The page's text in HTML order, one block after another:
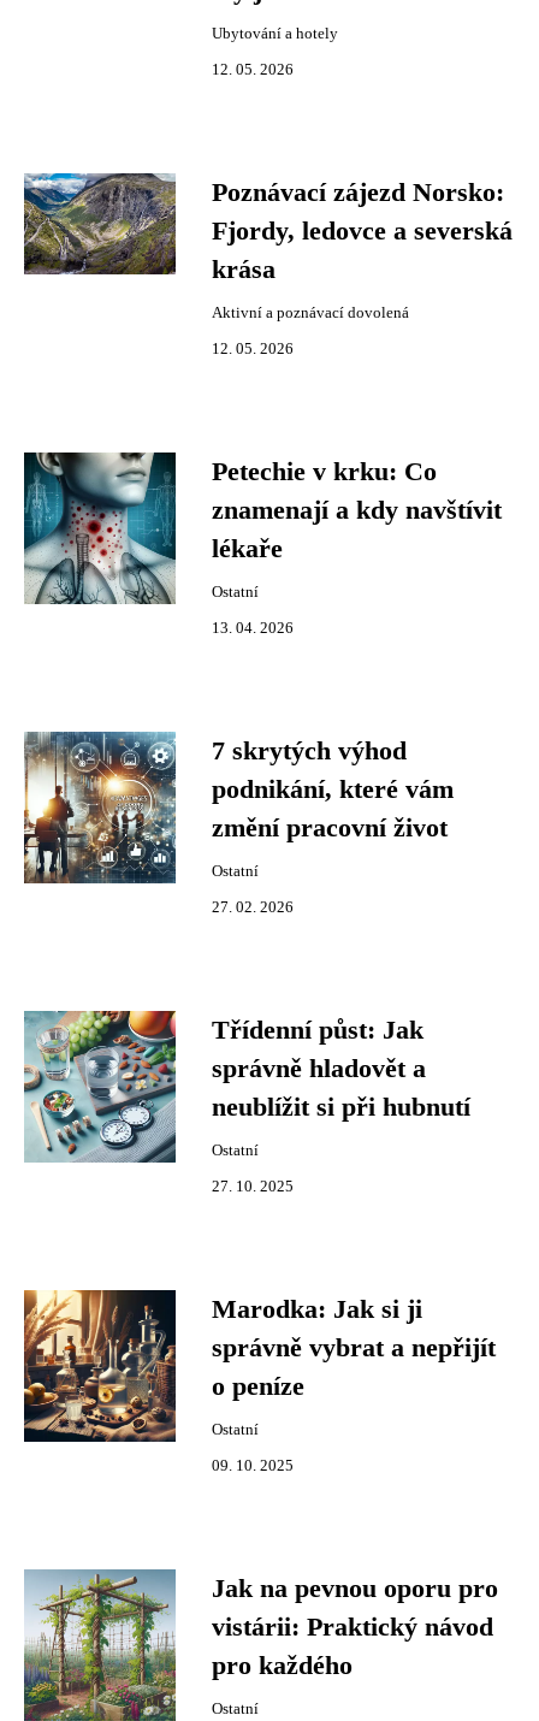
Ubytování a hotely
12. 05. 2026
Poznávací zájezd Norsko:
Fjordy, ledovce a severská
krása
Aktivní a poznávací dovolená
12. 05. 2026
Petechie v krku: Co
znamenají a kdy navštívit
lékaře
Ostatní
13. 04. 2026
7 skrytých výhod
podnikání, které vám
změní pracovní život
Ostatní
27. 02. 2026
Třídenní půst: Jak
správně hladovět a
neublížit si při hubnutí
Ostatní
27. 10. 2025
Marodka: Jak si ji
správně vybrat a nepřijít
o peníze
Ostatní
09. 10. 2025
Jak na pevnou oporu pro
vistárii: Praktický návod
pro každého
Ostatní